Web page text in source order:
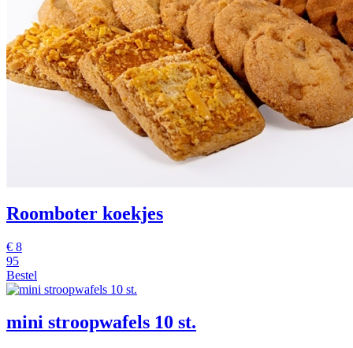
Roomboter koekjes
€ 8
95
Bestel
mini stroopwafels 10 st.